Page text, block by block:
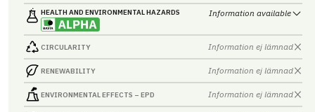
HEALTH AND ENVIRONMENTAL HAZARDS Information available
CIRCULARITY Information ej lämnad
RENEWABILITY Information ej lämnad
ENVIRONMENTAL EFFECTS – EPD Information ej lämnad